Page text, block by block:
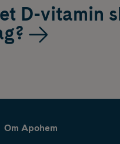
D-vitamin
Om Apohem